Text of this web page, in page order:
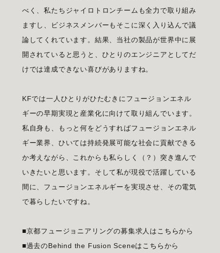
べく、私たちジャイロトロンチームも全力で取り組み
ますし、ビジネスメンバーもそこに深く入り込んで議
論してくれています。結果、当社の製品が世界中に展
開されていると思うと、ひとりのエンジニアとしてだ
けでは達成できない喜びがありますね。
KFでは一人ひとりがひたむきにフュージョンエネル
ギーの早期実現と産業化に向けて取り組んでいます。
私自身も、もっと何をどうすればフュージョンエネル
ギー業界、ひいては持続発展可能な社会に貢献できる
か考えながら、これからも私らしく（？）突き進んで
いきたいと思います。そして私が現役で活躍している
間に、フュージョンエネルギーを実現させ、その電気
で暮らしたいですね。
■京都フュージョニアリングの募集求人は こちらから
■過去のBehind the Fusion Sceneは こちらから